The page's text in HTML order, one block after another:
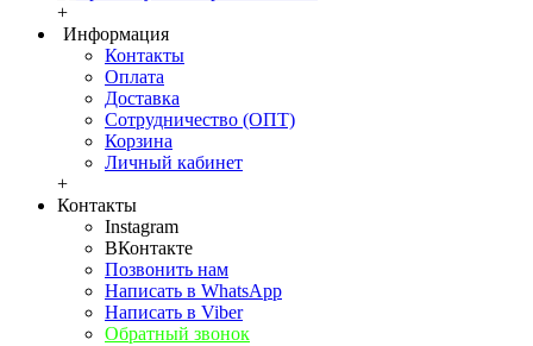
+
Информация
Контакты
Оплата
Доставка
Сотрудничество (ОПТ)
Корзина
Личный кабинет
+
Контакты
Instagram
ВКонтакте
Позвонить нам
Написать в WhatsApp
Написать в Viber
Обратный звонок